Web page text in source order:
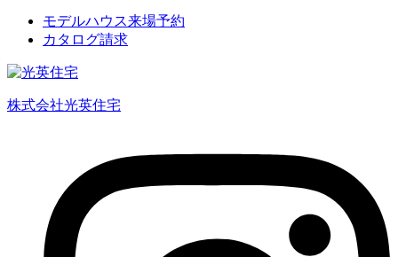
モデルハウス来場予約
カタログ請求
株式会社光英住宅